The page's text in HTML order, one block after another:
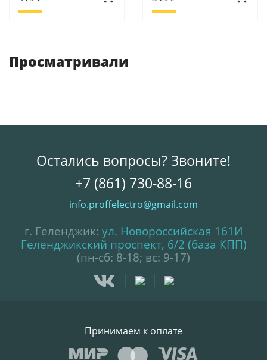
Просматривали
Остались вопросы? Звоните!
+7 (861) 730-88-16
info.proffelectro@gmail.com
г. Геленджик: ул. Новороссийская 161И
Геленджикский проспект, 6/2 (база КПП)
(пн-сб: 8-18; вс: 9-17)
Принимаем к оплате